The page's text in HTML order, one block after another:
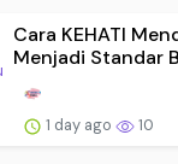
Cara KEHATI
Menjadi Standar
1 day ago 10